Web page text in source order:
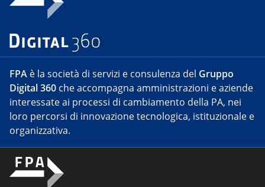
FPA è la società di servizi e consulenza del Gruppo
Digital 360 che accompagna amministrazioni e aziende
interessate ai processi di cambiamento della PA, nei
loro percorsi di innovazione tecnologica, istituzionale e
organizzativa.